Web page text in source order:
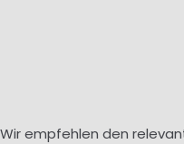
empfehlen den